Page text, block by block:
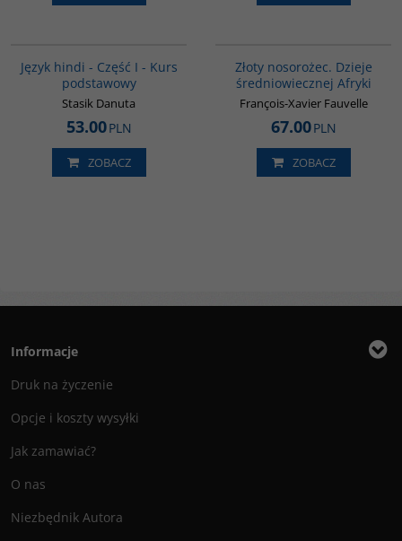
Język hindi - Część I - Kurs
podstawowy
Stasik Danuta
53.00PLN
ZOBACZ
Złoty nosorożec. Dzieje
średniowiecznej Afryki
François-Xavier Fauvelle
67.00PLN
ZOBACZ
Informacje
Druk na życzenie
Opcje i koszty wysyłki
Jak zamawiać?
O nas
Niezbędnik Autora